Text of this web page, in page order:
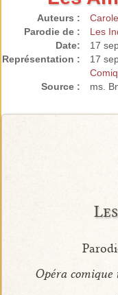
Auteurs :
Parodie de :
Les
Date:
17
Représentation :
17
Source :
ms.
Opéra